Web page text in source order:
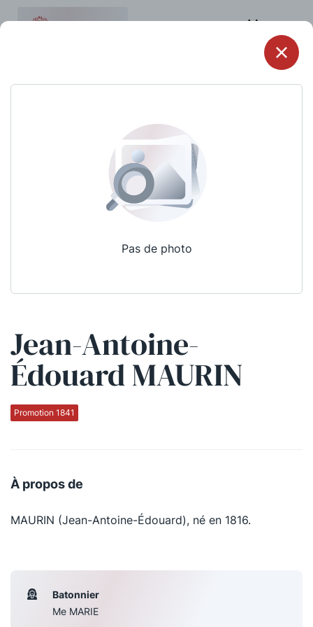
Menu
Pas de photo
Jean-Antoine-
Édouard MAURIN
Promotion 1841
À propos de
MAURIN (Jean-Antoine-Édouard), né en 1816.
Batonnier
Me MARIE
Qui sommes-nous ?
La Conférence
La défense pénale
Le Concours de la Conférence
La Petite Conférence